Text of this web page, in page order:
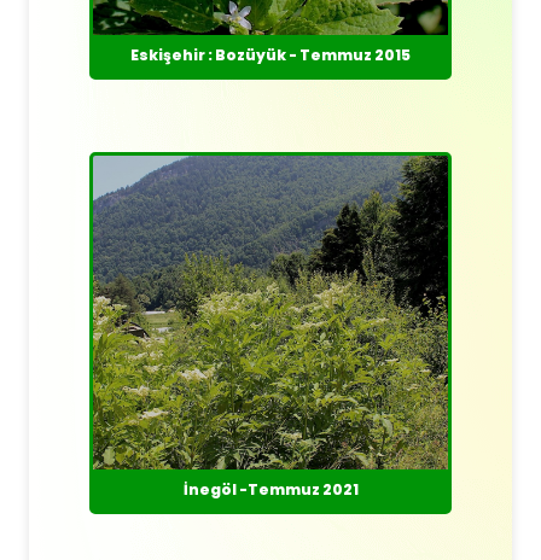
Eskişehir : Bozüyük - Temmuz 2015
İnegöl -Temmuz 2021